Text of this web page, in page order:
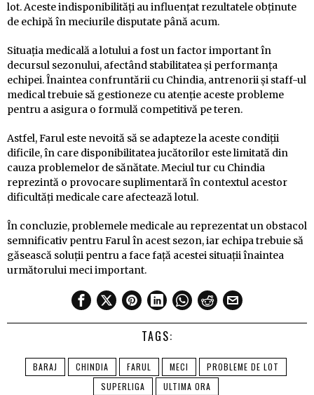
lot. Aceste indisponibilități au influențat rezultatele obținute
de echipă în meciurile disputate până acum.
Situația medicală a lotului a fost un factor important în
decursul sezonului, afectând stabilitatea și performanța
echipei. Înaintea confruntării cu Chindia, antrenorii și staff-ul
medical trebuie să gestioneze cu atenție aceste probleme
pentru a asigura o formulă competitivă pe teren.
Astfel, Farul este nevoită să se adapteze la aceste condiții
dificile, în care disponibilitatea jucătorilor este limitată din
cauza problemelor de sănătate. Meciul tur cu Chindia
reprezintă o provocare suplimentară în contextul acestor
dificultăți medicale care afectează lotul.
În concluzie, problemele medicale au reprezentat un obstacol
semnificativ pentru Farul în acest sezon, iar echipa trebuie să
găsească soluții pentru a face față acestei situații înaintea
următorului meci important.
TAGS:
BARAJ CHINDIA FARUL MECI
PROBLEME DE LOT
SUPERLIGA
ULTIMA ORA